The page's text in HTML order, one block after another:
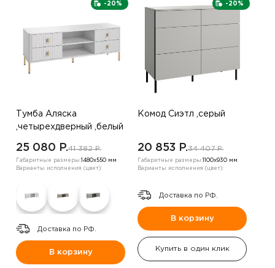
-20%
Тумба Аляска
,четырехдверный ,белый
25 080 P.41 382 P.
Габаритные размеры: 1480х550 мм
Варианты исполнения (цвет):
Доставка по РФ.
В корзину
-20%
Комод Сиэтл ,серый
20 853 P.34 407 P.
Габаритные размеры: 1100х930 мм
Варианты исполнения (цвет):
Доставка по РФ.
В корзину
Купить в один клик